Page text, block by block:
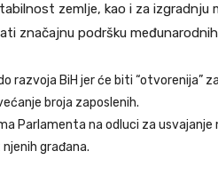
zemlje, kao i za
značajnu podršku
razvoja BiH jer će biti “otvorenija”
broja zaposlenih.
Parlamenta na odluci za usvajanje
građana.